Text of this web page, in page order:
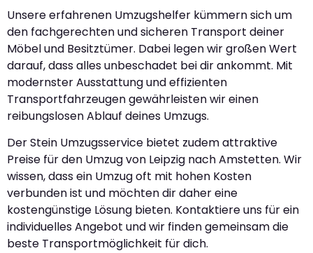
Unsere erfahrenen Umzugshelfer kümmern sich um
den fachgerechten und sicheren Transport deiner
Möbel und Besitztümer. Dabei legen wir großen Wert
darauf, dass alles unbeschadet bei dir ankommt. Mit
modernster Ausstattung und effizienten
Transportfahrzeugen gewährleisten wir einen
reibungslosen Ablauf deines Umzugs.
Der Stein Umzugsservice bietet zudem attraktive
Preise für den Umzug von Leipzig nach Amstetten. Wir
wissen, dass ein Umzug oft mit hohen Kosten
verbunden ist und möchten dir daher eine
kostengünstige Lösung bieten. Kontaktiere uns für ein
individuelles Angebot und wir finden gemeinsam die
beste Transportmöglichkeit für dich.